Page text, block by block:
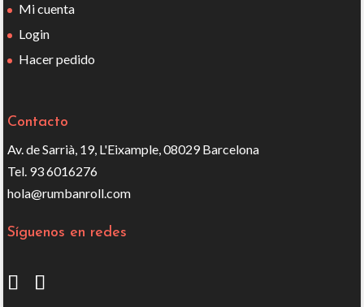
Mi cuenta
Login
Hacer pedido
Contacto
Av. de Sarrià, 19, L'Eixample, 08029 Barcelona
Tel. 93 6016276
hola@rumbanroll.com
Síguenos en redes